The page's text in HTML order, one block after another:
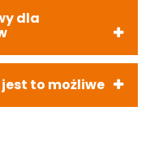
dla
to możliwe